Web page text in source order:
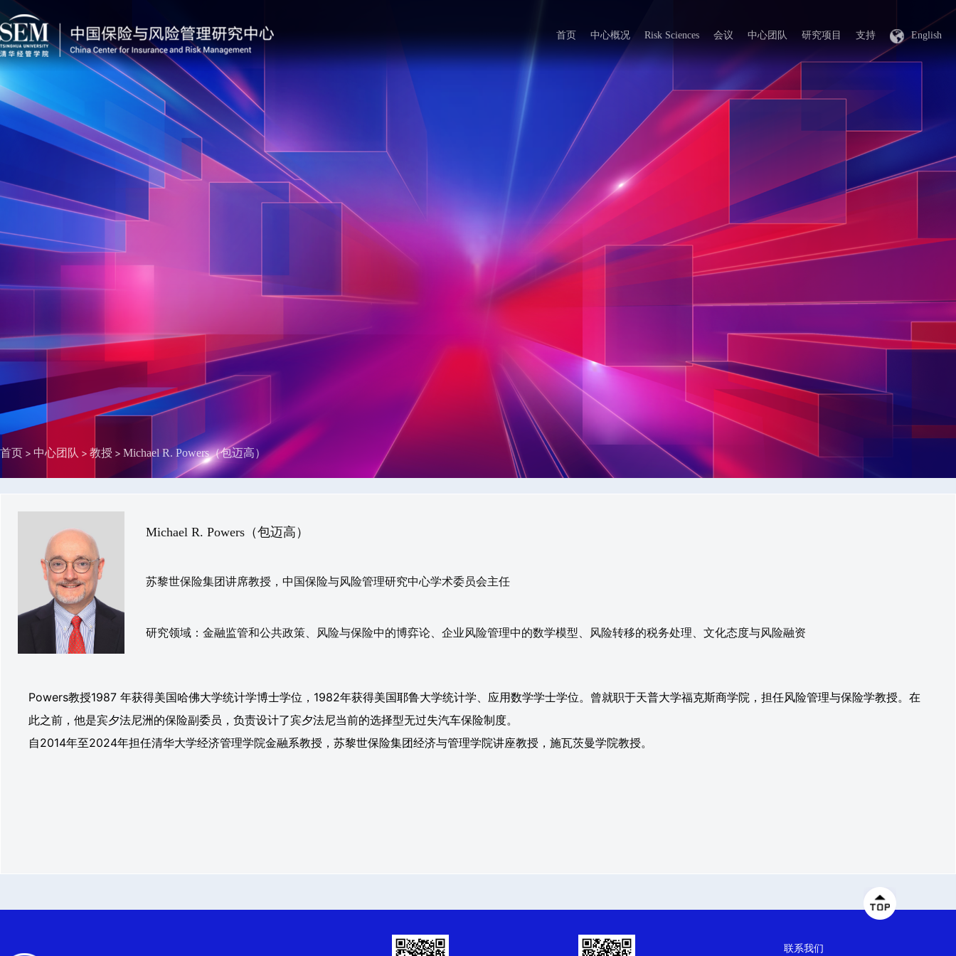
首页 中心概况 Risk Sciences 会议 中心团队 研究项目 支持 English
首页 中心团队 教授 Michael R. Powers（包迈高）
Michael R. Powers（包迈高）
苏黎世保险集团讲席教授，中国保险与风险管理研究中心学术委员会主任
研究领域：金融监管和公共政策、风险与保险中的博弈论、企业风险管理中的数学模型、风险转移的税务处理、文化态度与风险融资
Powers教授1987 年获得美国哈佛大学统计学博士学位，1982年获得美国耶鲁大学统计学、应用数学学士学位。曾就职于天普大学福克斯商学院，担任风险管理与保险学教授。在
此之前，他是宾夕法尼洲的保险副委员，负责设计了宾夕法尼当前的选择型无过失汽车保险制度。
自2014年至2024年担任清华大学经济管理学院金融系教授，苏黎世保险集团经济与管理学院讲座教授，施瓦茨曼学院教授。
联系我们